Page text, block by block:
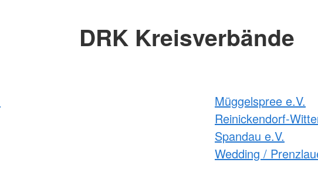
DRK Kreisverbände
Müggelspree e.V.
Reinickendorf-
Spandau e.V.
Wedding /